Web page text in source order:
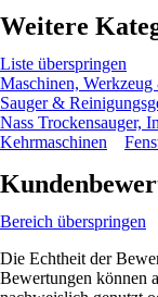
Weitere
Liste überspringen
Maschinen,
Sauger &
Nass Trockensauger,
Kehrmaschinen
Bereich überspringen
Die Echtheit der
Bewertungen können